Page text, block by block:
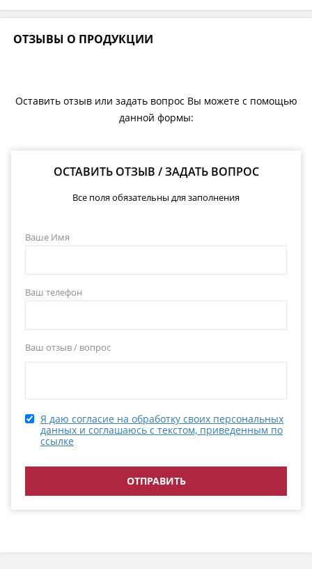
ОТЗЫВЫ О ПРОДУКЦИИ
Оставить отзыв или задать вопрос Вы можете с помощью
данной формы:
ОСТАВИТЬ ОТЗЫВ / ЗАДАТЬ ВОПРОС
Все поля обязательны для заполнения
Ваше Имя
Ваш телефон
Ваш отзыв / вопрос
Я даю согласие на обработку своих персональных
данных и соглашаюсь с текстом, приведенным по
ссылке